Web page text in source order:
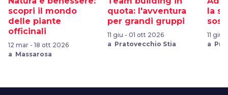
scopri il mondo
delle piante
officinali
12 mar - 18 ott 2026
a Massarosa
quota: l'avventura
per grandi gruppi
11 giu - 01 ott 2026
a Pratovecchio Stia
la
11 giu
a